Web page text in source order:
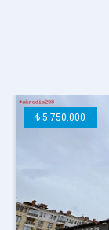
₺ 5.750.000